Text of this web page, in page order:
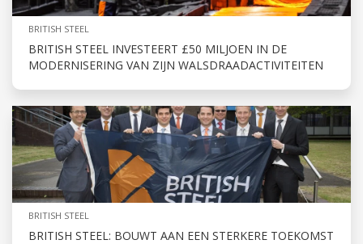
BRITISH STEEL
BRITISH STEEL INVESTEERT £50 MILJOEN IN DE
MODERNISERING VAN ZIJN WALSDRAADACTIVITEITEN
BRITISH STEEL
BRITISH STEEL: BOUWT AAN EEN STERKERE TOEKOMST